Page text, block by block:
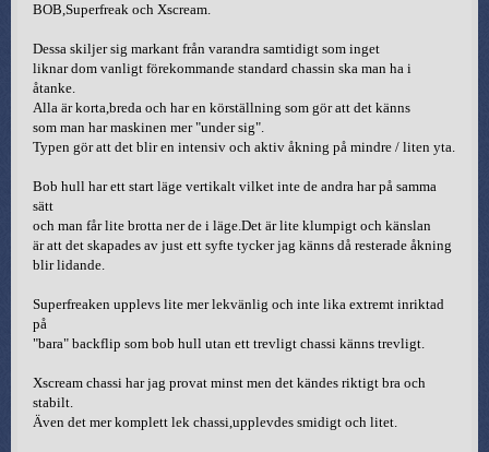
BOB,Superfreak och Xscream.
Dessa skiljer sig markant från varandra samtidigt som inget
liknar dom vanligt förekommande standard chassin ska man ha i
åtanke.
Alla är korta,breda och har en körställning som gör att det känns
som man har maskinen mer "under sig".
Typen gör att det blir en intensiv och aktiv åkning på mindre / liten yta.
Bob hull har ett start läge vertikalt vilket inte de andra har på samma
sätt
och man får lite brotta ner de i läge.Det är lite klumpigt och känslan
är att det skapades av just ett syfte tycker jag känns då resterade åkning
blir lidande.
Superfreaken upplevs lite mer lekvänlig och inte lika extremt inriktad
på
"bara" backflip som bob hull utan ett trevligt chassi känns trevligt.
Xscream chassi har jag provat minst men det kändes riktigt bra och
stabilt.
Även det mer komplett lek chassi,upplevdes smidigt och litet.